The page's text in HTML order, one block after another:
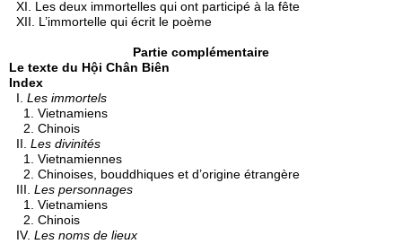
XI. Les deux immortelles qui ont participé à la fête
XII. L’immortelle qui écrit le poème
Partie complémentaire
Le texte du Hội Chân Biên
Index
I. Les immortels
1. Vietnamiens
2. Chinois
II. Les divinités
1. Vietnamiennes
2. Chinoises, bouddhiques et d’origine étrangère
III. Les personnages
1. Vietnamiens
2. Chinois
IV. Les noms de lieux